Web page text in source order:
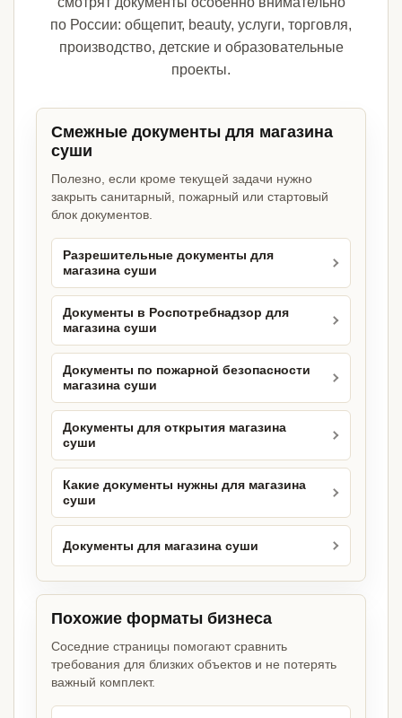
по России: общепит, beauty, услуги, торговля,
производство, детские и образовательные
проекты.
Смежные документы для магазина
суши
Полезно, если кроме текущей задачи нужно
закрыть санитарный, пожарный или стартовый
блок документов.
Разрешительные документы для
магазина суши
Документы в Роспотребнадзор для
магазина суши
Документы по пожарной безопасности
магазина суши
Документы для открытия магазина
суши
Какие документы нужны для магазина
суши
Документы для магазина суши
Похожие форматы бизнеса
Соседние страницы помогают сравнить
требования для близких объектов и не потерять
важный комплект.